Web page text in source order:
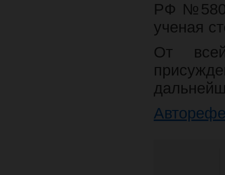
РФ №580/
ученая
От